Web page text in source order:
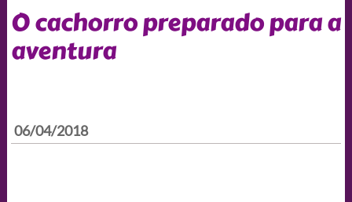
O cachorro preparado para a
aventura
06/04/2018